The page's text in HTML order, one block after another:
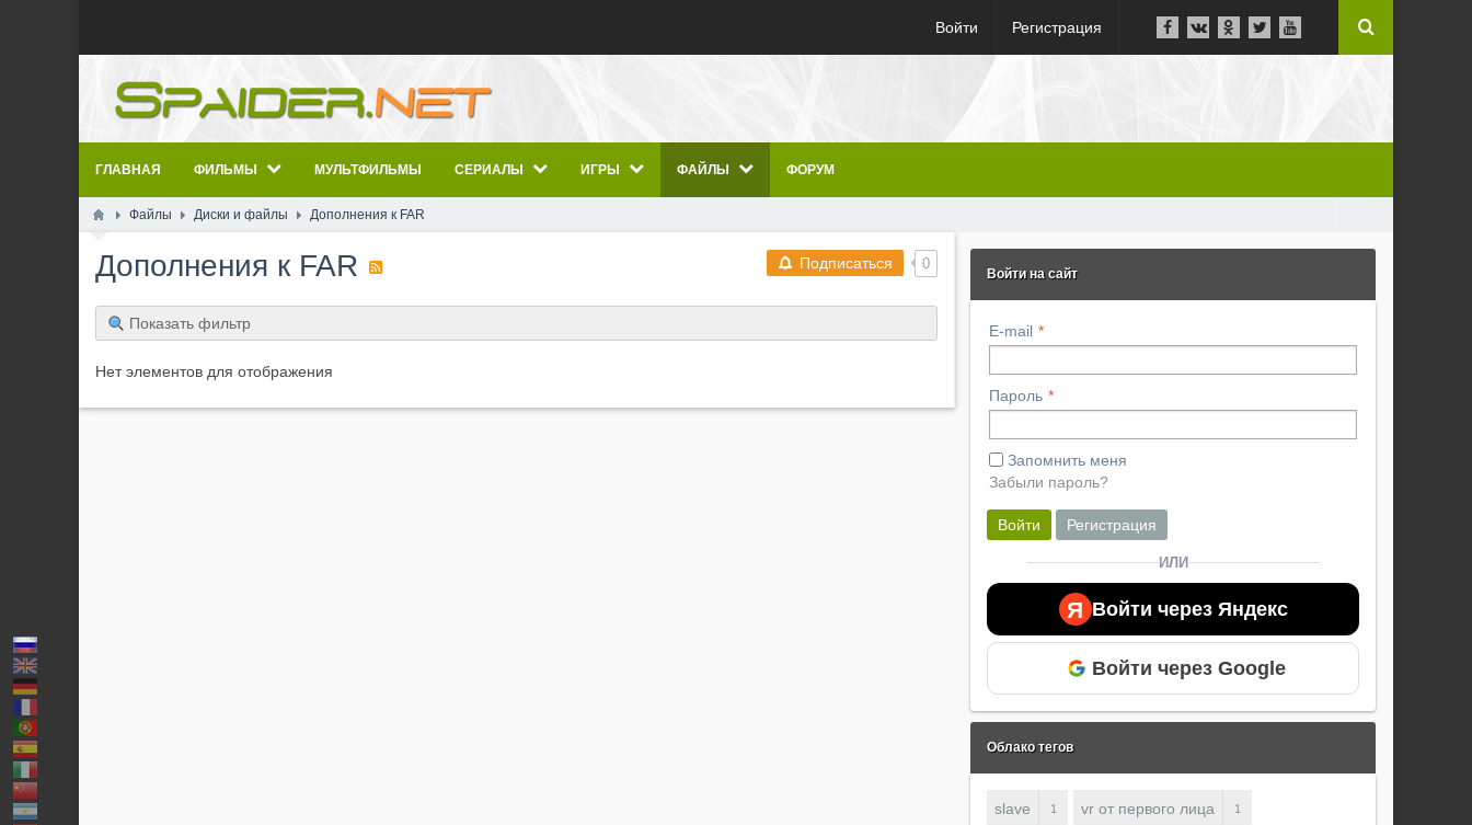
Войти Регистрация
ГЛАВНАЯ ФИЛЬМЫ МУЛЬТФИЛЬМЫ СЕРИАЛЫ ИГРЫ ФАЙЛЫ ФОРУМ
Файлы Диски и файлы Дополнения к FAR
Подписаться 0
Дополнения к FAR
Показать фильтр
Нет элементов для отображения
Войти на сайт
E-mail
Пароль
Запомнить меня
Забыли пароль?
Войти Регистрация
ИЛИ
Я Войти через Яндекс
Войти через Google
Облако тегов
slave 1 vr от первого лица 1